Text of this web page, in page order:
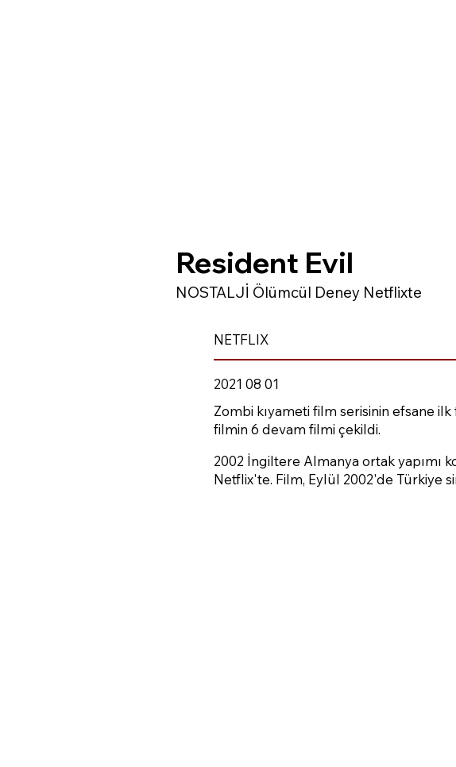
Resident Evil
NOSTALJİ Ölümcül Deney Netflixte
NETFLIX
2021 08 01
Zombi kıyameti film serisinin efsane
filmin 6 devam filmi çekildi.
2002 İngiltere Almanya ortak yapımı
Netflix'te. Film, Eylül 2002'de Türkiye